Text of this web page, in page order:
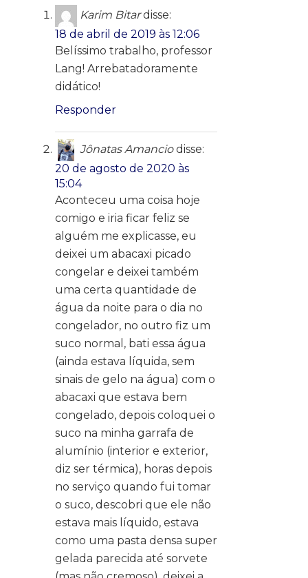
Karim Bitar disse:
18 de abril de 2019 às 12:06
Belíssimo trabalho, professor
Lang! Arrebatadoramente
didático!
Responder
Jônatas Amancio disse:
20 de agosto de 2020 às
15:04
Aconteceu uma coisa hoje
comigo e iria ficar feliz se
alguém me explicasse, eu
deixei um abacaxi picado
congelar e deixei também
uma certa quantidade de
água da noite para o dia no
congelador, no outro fiz um
suco normal, bati essa água
(ainda estava líquida, sem
sinais de gelo na água) com o
abacaxi que estava bem
congelado, depois coloquei o
suco na minha garrafa de
alumínio (interior e exterior,
diz ser térmica), horas depois
no serviço quando fui tomar
o suco, descobri que ele não
estava mais líquido, estava
como uma pasta densa super
gelada parecida até sorvete